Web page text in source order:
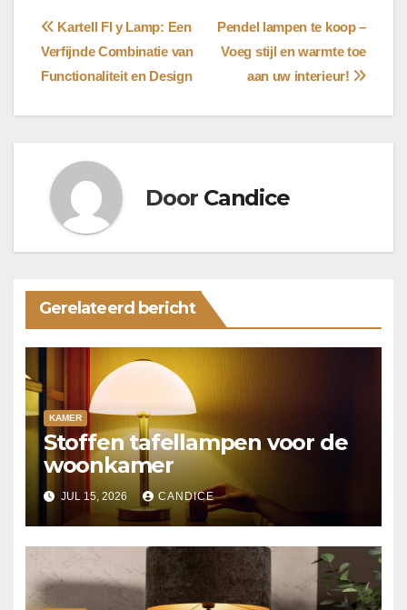
Bericht
navigatie
Pendel lampen te koop –
Voeg stijl en warmte toe
aan uw interieur!
Kartell Fl y Lamp: Een
Verfijnde Combinatie van
Functionaliteit en Design
Door Candice
Gerelateerd bericht
KAMER
Stoffen tafellampen voor de
woonkamer
JUL 15, 2026 CANDICE